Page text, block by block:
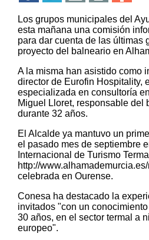
Los grupos municipales del
esta mañana una comisión
para dar cuenta de las últimas
proyecto del balneario en
A la misma han asistido como
director de Eurofin Hospitality,
especializada en consultoría
Miguel Lloret, responsable del
durante 32 años.
El Alcalde ya mantuvo un
el pasado mes de septiembre
Internacional de Turismo Termal
http://
celebrada en Ourense.
Conesa ha destacado la
invitados "con un
30 años, en el sector termal a
europeo".